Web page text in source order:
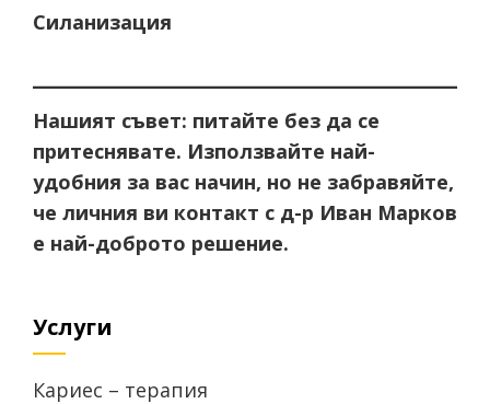
Силанизация
Нашият съвет: питайте без да се
притеснявате. Използвайте най-
удобния за вас начин, но не забравяйте,
че личния ви контакт с д-р Иван Марков
е най-доброто решение.
Услуги
Кариес – терапия